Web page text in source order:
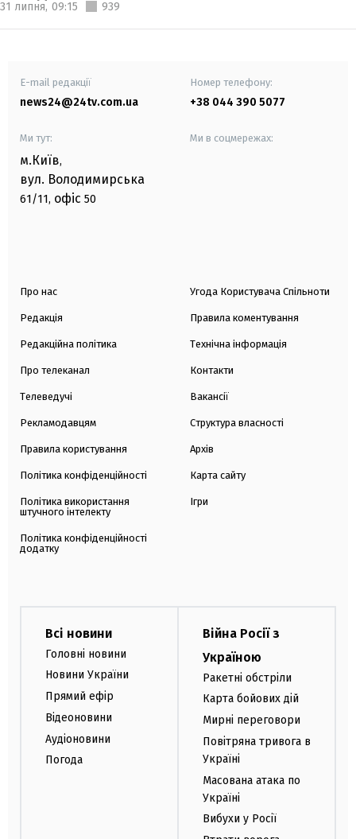
31 липня, 09:15 939
E-mail редакції
news24@24tv.com.ua
Номер телефону:
+38 044 390 5077
Ми тут:
м.Київ,
вул. Володимирська
61/11, офіс 50
Ми в соцмережах:
Про нас
Редакція
Редакційна політика
Про телеканал
Телеведучі
Рекламодавцям
Правила користування
Політика конфіденційності
Політика використання
штучного інтелекту
Політика конфіденційності
додатку
Угода Користувача Спільноти
Правила коментування
Технічна інформація
Контакти
Вакансії
Структура власності
Архів
Карта сайту
Ігри
Всі новини
Головні новини
Новини України
Прямий ефір
Відеоновини
Аудіоновини
Погода
Війна Росії з
Україною
Ракетні обстріли
Карта бойових дій
Мирні переговори
Повітряна тривога в
Україні
Масована атака по
Україні
Вибухи у Росії